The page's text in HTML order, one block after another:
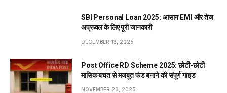
SBI Personal Loan 2025: आसान EMI और तेज
अप्रूवल के लिए पूरी जानकारी
DECEMBER 13, 2025
Post Office RD Scheme 2025: छोटी-छोटी
मासिक बचत से मजबूत फंड बनाने की संपूर्ण गाइड
NOVEMBER 26, 2025